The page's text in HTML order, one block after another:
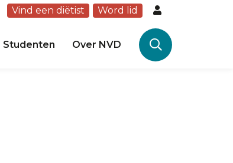
Vind een diëtist Word lid
Studenten Over NVD